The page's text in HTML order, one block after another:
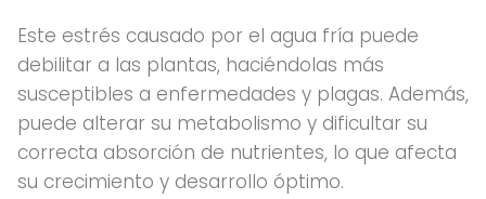
Este estrés causado por el agua fría puede
debilitar a las plantas, haciéndolas más
susceptibles a enfermedades y plagas. Además,
puede alterar su metabolismo y dificultar su
correcta absorción de nutrientes, lo que afecta
su crecimiento y desarrollo óptimo.